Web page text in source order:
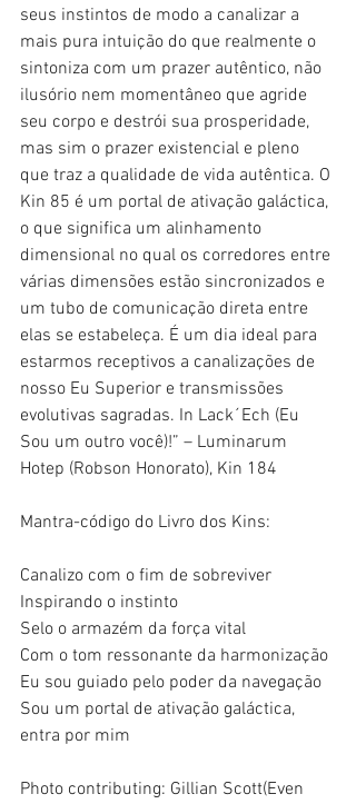
seus instintos de modo a canalizar a
mais pura intuição do que realmente o
sintoniza com um prazer autêntico, não
ilusório nem momentâneo que agride
seu corpo e destrói sua prosperidade,
mas sim o prazer existencial e pleno
que traz a qualidade de vida autêntica. O
Kin 85 é um portal de ativação galáctica,
o que significa um alinhamento
dimensional no qual os corredores entre
várias dimensões estão sincronizados e
um tubo de comunicação direta entre
elas se estabeleça. É um dia ideal para
estarmos receptivos a canalizações de
nosso Eu Superior e transmissões
evolutivas sagradas. In Lack´Ech (Eu
Sou um outro você)!” – Luminarum
Hotep (Robson Honorato), Kin 184
Mantra-código do Livro dos Kins:
Canalizo com o fim de sobreviver
Inspirando o instinto
Selo o armazém da força vital
Com o tom ressonante da harmonização
Eu sou guiado pelo poder da navegação
Sou um portal de ativação galáctica,
entra por mim
Photo contributing: Gillian Scott(Even